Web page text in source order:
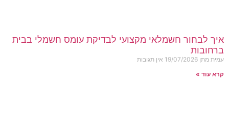
איך לבחור חשמלאי מקצועי לבדיקת עומס חשמלי בבית
ברחובות
עמית מתן 19/07/2026 אין תגובות
קרא עוד »